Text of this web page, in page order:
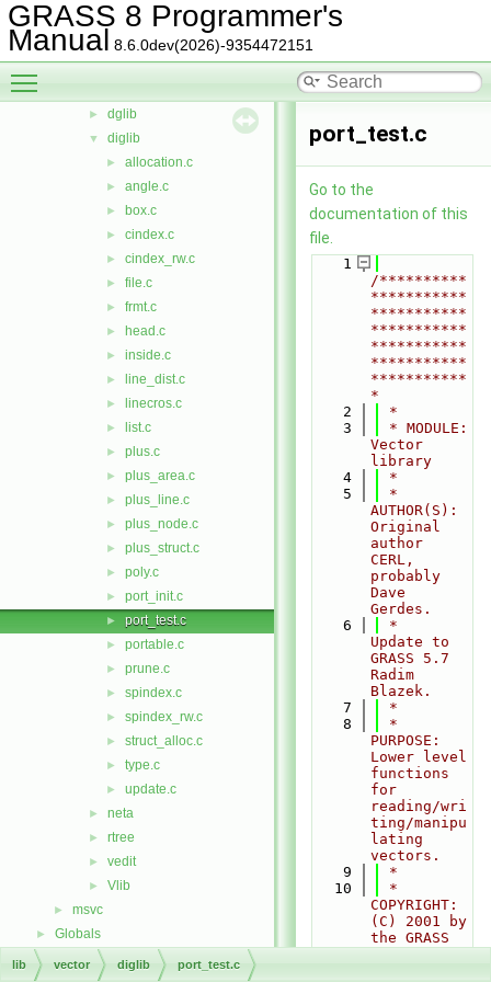
GRASS 8 Programmer's
Manual 8.6.0dev(2026)-9354472151
► stats
► symbol
► temporal
► dglib
▼ diglib
► allocation.c
► angle.c
► box.c
► cindex.c
► cindex_rw.c
► file.c
► frmt.c
► head.c
► inside.c
► line_dist.c
► linecros.c
► list.c
► plus.c
► plus_area.c
► plus_line.c
► plus_node.c
► plus_struct.c
► poly.c
► port_init.c
► port_test.c
► portable.c
► prune.c
► spindex.c
► spindex_rw.c
► struct_alloc.c
► type.c
► update.c
► neta
► rtree
► vedit
► Vlib
► msvc
► Globals
port_test.c
Go to the
documentation of this
file.
    1
/**********
***********
***********
***********
***********
***********
***********
*
    2
*
    3
* MODULE:
Vector
library
    4
*
    5
*
AUTHOR(S):
Original
author
CERL,
probably
Dave
Gerdes.
    6
*
Update to
GRASS 5.7
Radim
Blazek.
    7
*
    8
*
PURPOSE:
Lower level
functions
for
reading/wri
ting/manipu
lating
vectors.
    9
*
   10
*
COPYRIGHT:
(C) 2001 by
the GRASS
lib vector diglib port_test.c